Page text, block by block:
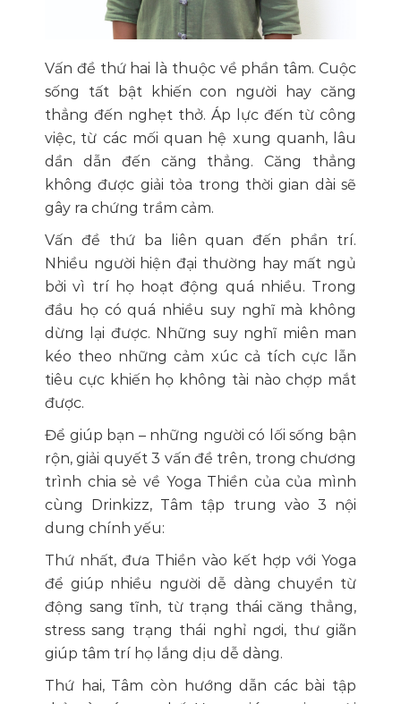
Vấn đề thứ hai là thuộc về phần tâm. Cuộc
sống tất bật khiến con người hay căng
thẳng đến nghẹt thở. Áp lực đến từ công
việc, từ các mối quan hệ xung quanh, lâu
dần dẫn đến căng thẳng. Căng thẳng
không được giải tỏa trong thời gian dài sẽ
gây ra chứng trầm cảm.
Vấn đề thứ ba liên quan đến phần trí.
Nhiều người hiện đại thường hay mất ngủ
bởi vì trí họ hoạt động quá nhiều. Trong
đầu họ có quá nhiều suy nghĩ mà không
dừng lại được. Những suy nghĩ miên man
kéo theo những cảm xúc cả tích cực lẫn
tiêu cực khiến họ không tài nào chợp mắt
được.
Để giúp bạn – những người có lối sống bận
rộn, giải quyết 3 vấn đề trên, trong chương
trình chia sẻ về Yoga Thiền của của mình
cùng Drinkizz, Tâm tập trung vào 3 nội
dung chính yếu:
Thứ nhất, đưa Thiền vào kết hợp với Yoga
để giúp nhiều người dễ dàng chuyển từ
động sang tĩnh, từ trạng thái căng thẳng,
stress sang trạng thái nghỉ ngơi, thư giãn
giúp tâm trí họ lắng dịu dễ dàng.
Thứ hai, Tâm còn hướng dẫn các bài tập